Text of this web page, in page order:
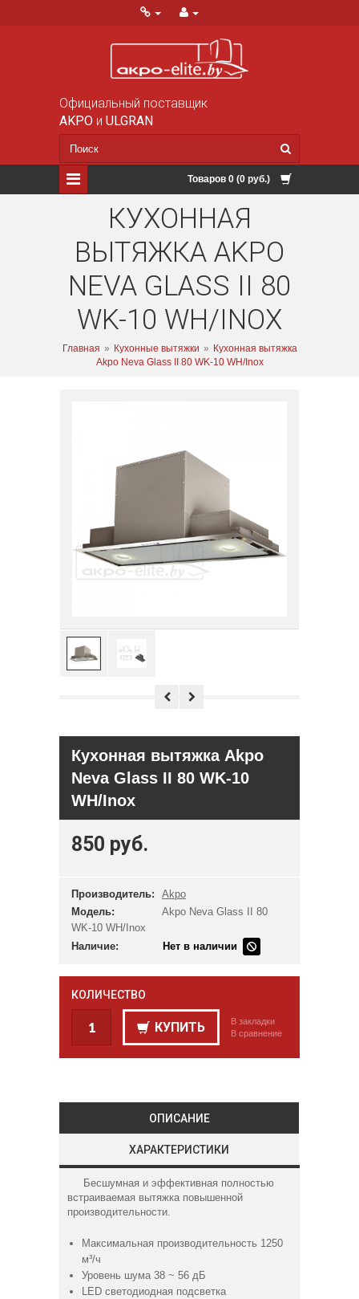
Официальный поставщик
AKPO и ULGRAN
Товаров 0 (0 руб.)
КУХОННАЯ
ВЫТЯЖКА AKPO
NEVA GLASS II 80
WK-10 WH/INOX
Главная » Кухонные вытяжки » Кухонная вытяжка
Akpo Neva Glass II 80 WK-10 WH/Inox
Кухонная вытяжка Akpo
Neva Glass II 80 WK-10
WH/Inox
850 руб.
Производитель:
Akpo
Модель:
Akpo Neva Glass II 80
WK-10 WH/Inox
Наличие:
Нет в наличии
КОЛИЧЕСТВО
КУПИТЬ
В закладки
В сравнение
ОПИСАНИЕ
ХАРАКТЕРИСТИКИ
Бесшумная и эффективная полностью
встраиваемая вытяжка повышенной
производительности.
Максимальная производительность 1250
м³/ч
Уровень шума 38 ~ 56 дБ
LED светодиодная подсветка